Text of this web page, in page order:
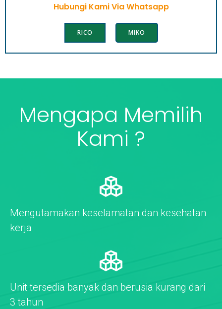
Hubungi Kami Via Whatsapp
RICO MIKO
Mengapa Memilih
Kami ?
Mengutamakan keselamatan dan kesehatan
kerja
Unit tersedia banyak dan berusia kurang dari
3 tahun